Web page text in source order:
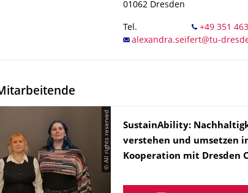
01062 Dresden
Tel.
© All rights reserved Name
SustainAbility:
verstehen und umsetzen
Kooperation mit Dresden